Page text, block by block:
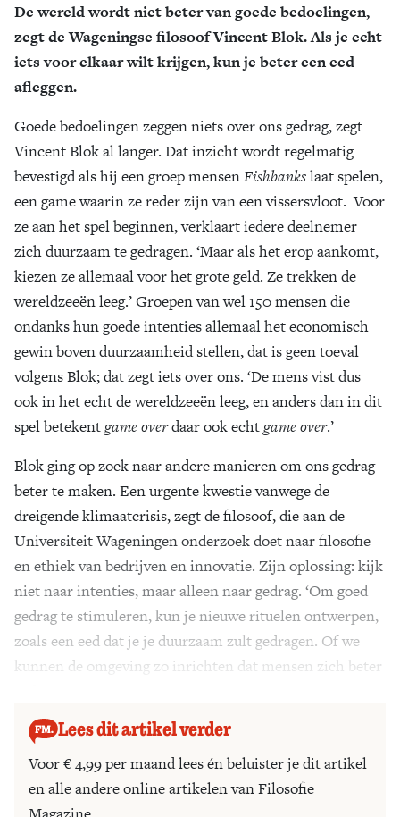
De wereld wordt niet beter van goede bedoelingen,
zegt de Wageningse filosoof Vincent Blok. Als je echt
iets voor elkaar wilt krijgen, kun je beter een eed
afleggen.
Goede bedoelingen zeggen niets over ons gedrag, zegt
Vincent Blok al langer. Dat inzicht wordt regelmatig
bevestigd als hij een groep mensenFishbankslaat spelen,
een game waarin ze reder zijn van een vissersvloot. Voor
ze aan het spel beginnen, verklaart iedere deelnemer
zich duurzaam te gedragen. ‘Maar als het erop aankomt,
kiezen ze allemaal voor het grote geld. Ze trekken de
wereldzeeën leeg.’ Groepen van wel 150 mensen die
ondanks hun goede intenties allemaal het economisch
gewin boven duurzaamheid stellen, dat is geen toeval
volgens Blok; dat zegt iets over ons. ‘De mens vist dus
ook in het echt de wereldzeeën leeg, en anders dan in dit
spel betekentgame overdaar ook echtgame over.’
Blok ging op zoek naar andere manieren om ons gedrag
beter te maken. Een urgente kwestie vanwege de
dreigende klimaatcrisis, zegt de filosoof, die aan de
Universiteit Wageningen onderzoek doet naar filosofie
en ethiek van bedrijven en innovatie. Zijn oplossing: kijk
niet naar intenties, maar alleen naar gedrag. ‘Om goed
gedrag te stimuleren, kun je nieuwe rituelen ontwerpen,
zoals een eed dat je je duurzaam zult gedragen. Of we
kunnen de omgeving zo inrichten dat mensen zich beter
Lees dit artikel verder
Voor € 4,99 per maand lees én beluister je dit artikel
en alle andere online artikelen van Filosofie